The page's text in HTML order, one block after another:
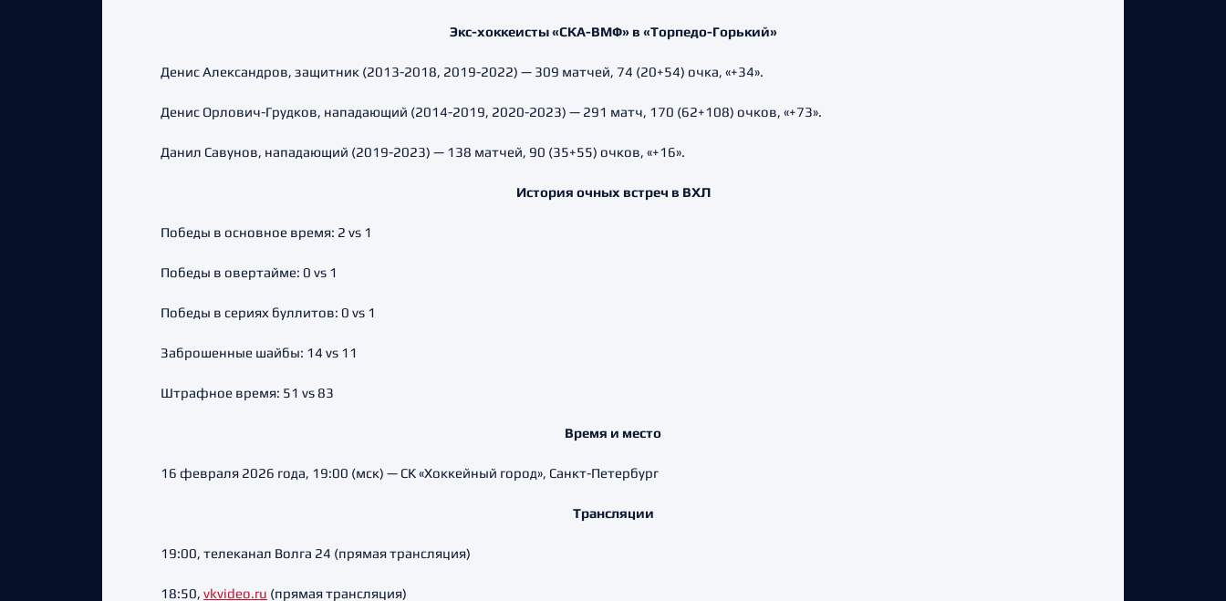
Экс-хоккеисты «СКА-ВМФ» в «Торпедо-Горький»
Денис Александров, защитник (2013-2018, 2019-2022) — 309 матчей, 74 (20+54) очка, «+34».
Денис Орлович-Грудков, нападающий (2014-2019, 2020-2023) — 291 матч, 170 (62+108) очков, «+73».
Данил Савунов, нападающий (2019-2023) — 138 матчей, 90 (35+55) очков, «+16».
История очных встреч в ВХЛ
Победы в основное время: 2 vs 1
Победы в овертайме: 0 vs 1
Победы в сериях буллитов: 0 vs 1
Заброшенные шайбы: 14 vs 11
Штрафное время: 51 vs 83
Время и место
16 февраля 2026 года, 19:00 (мск) — СК «Хоккейный город», Санкт-Петербург
Трансляции
19:00, телеканал Волга 24 (прямая трансляция)
18:50, vkvideo.ru (прямая трансляция)